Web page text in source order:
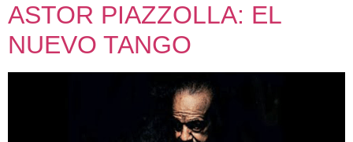
ASTOR PIAZZOLLA: EL
NUEVO TANGO